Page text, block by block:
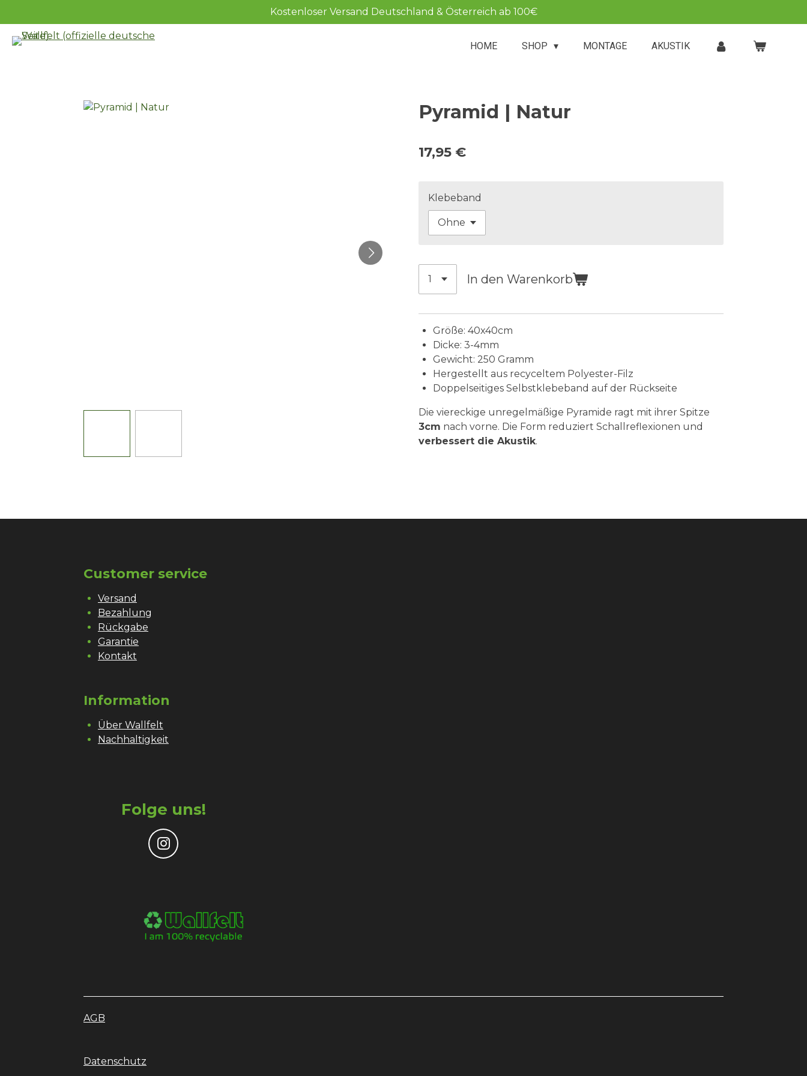
Hauptinhalt
springen
Kostenloser Versand Deutschland & Österreich ab 100€
HOME SHOP MONTAGE AKUSTIK
Pyramid | Natur
17,95 €
Klebeband
In den Warenkorb
Größe: 40x40cm
Dicke: 3-4mm
Gewicht: 250 Gramm
Hergestellt aus recyceltem Polyester-Filz
Doppelseitiges Selbstklebeband auf der Rückseite
Die viereckige unregelmäßige Pyramide ragt mit ihrer Spitze
3cm nach vorne. Die Form reduziert Schallreflexionen und
verbessert die Akustik.
Customer service
Versand
Bezahlung
Rückgabe
Garantie
Kontakt
Information
Über Wallfelt
Nachhaltigkeit
Folge uns!
I
g
r
AGB
Datenschutz